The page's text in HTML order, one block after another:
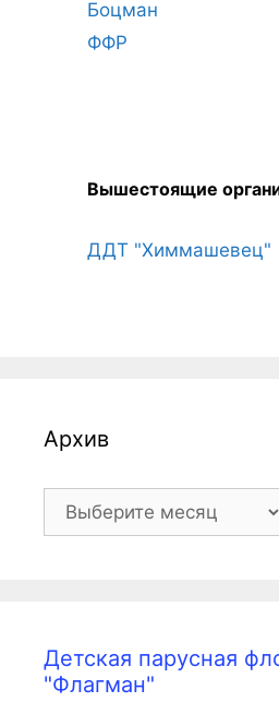
Боцман
ФФР
Вышестоящие
ДДТ "Химмашевец"
Архив
Архив
Детская парусная
"Флагман"